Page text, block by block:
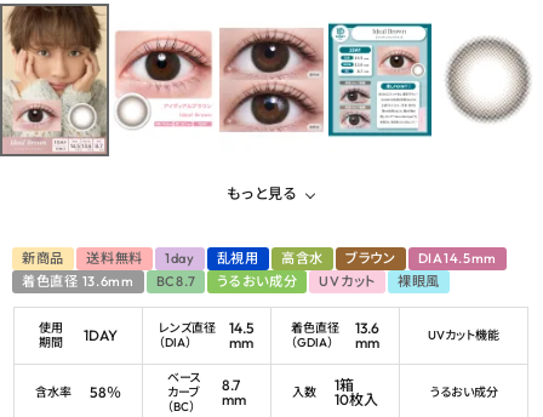
もっと見る
新商品 送料無料 1day 乱視用 高含水 ブラウン
DIA14.5mm
着色直径 13.6mm
BC8.7 うるおい成分 UVカット 裸眼風
使用
期間
1DAY
レンズ直径
（DIA）
14.5
mm
着色直径
（GDIA）
13.6
mm
UVカット機能
含水率 58％
ベース
カーブ
（BC）
8.7
mm
入数
1箱
10枚入
うるおい成分